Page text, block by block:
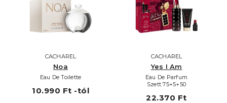
CACHAREL
Noa
Eau De Toilette
10.990 Ft -tól
CACHAREL
Yes I Am
Eau De Parfum
Szett 75+5+50
22.370 Ft